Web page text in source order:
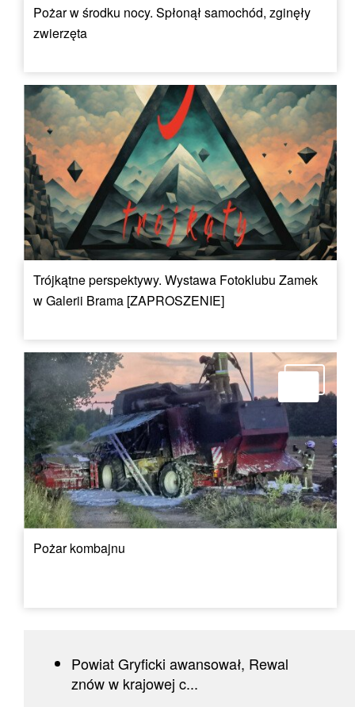
Pożar w środku nocy. Spłonął samochód, zginęły
zwierzęta
Trójkątne perspektywy. Wystawa Fotoklubu Zamek
w Galerii Brama [ZAPROSZENIE]
Pożar kombajnu
Powiat Gryficki awansował, Rewal
znów w krajowej c...